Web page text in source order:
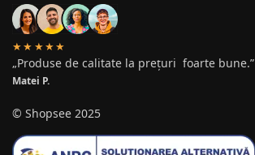
★★★★★
„Produse de calitate la prețuri foarte bune.”
Matei P.
© Shopsee 2025